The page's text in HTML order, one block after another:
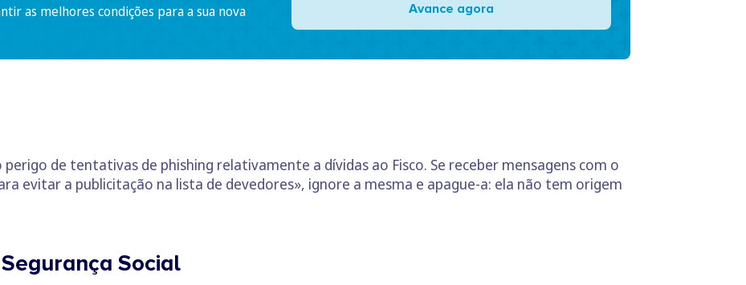
as melhores condições para a sua nova
Avance agora
perigo de tentativas de phishing relativamente a dívidas ao Fisco. Se receber mensagens com o
evitar a publicitação na lista de devedores», ignore a mesma e apague-a: ela não tem origem
Social